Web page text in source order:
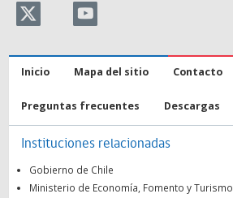
Inicio Mapa del sitio Contacto
Preguntas frecuentes Descargas
Instituciones relacionadas
Gobierno de Chile
Ministerio de Economía, Fomento y Turismo